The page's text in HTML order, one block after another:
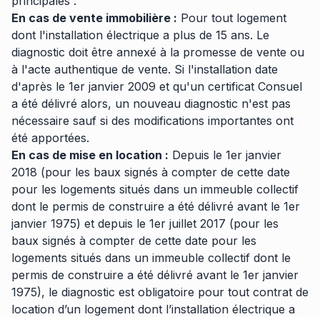
En cas de vente immobilière : Pour tout logement
dont l'installation électrique a plus de 15 ans. Le
diagnostic doit être annexé à la promesse de vente ou
à l'acte authentique de vente. Si l'installation date
d'après le 1er janvier 2009 et qu'un certificat Consuel
a été délivré alors, un nouveau diagnostic n'est pas
nécessaire sauf si des modifications importantes ont
été apportées.
En cas de mise en location : Depuis le 1er janvier
2018 (pour les baux signés à compter de cette date
pour les logements situés dans un immeuble collectif
dont le permis de construire a été délivré avant le 1er
janvier 1975) et depuis le 1er juillet 2017 (pour les
baux signés à compter de cette date pour les
logements situés dans un immeuble collectif dont le
permis de construire a été délivré avant le 1er janvier
1975), le diagnostic est obligatoire pour tout contrat de
location d’un logement dont l’installation électrique a